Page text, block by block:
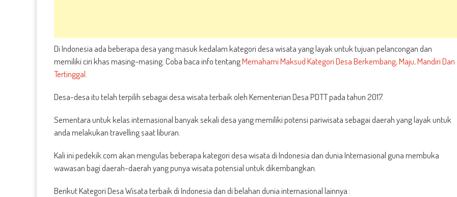
Di Indonesia ada beberapa desa yang masuk kedalam kategori desa wisata yang layak untuk tujuan pelancongan dan
memiliki ciri khas masing-masing. Coba baca info tentangMemahami Maksud Kategori Desa Berkembang, Maju, Mandiri Dan
Tertinggal.
Desa-desa itu telah terpilih sebagai desa wisata terbaik oleh Kementerian Desa PDTT pada tahun 2017.
Sementara untuk kelas internasional banyak sekali desa yang memiliki potensi pariwisata sebagai daerah yang layak untuk
anda melakukan travelling saat liburan.
Kali ini pedekik.com akan mengulas beberapa kategori desa wisata di Indonesia dan dunia Internasional guna membuka
wawasan bagi daerah-daerah yang punya wisata potensial untuk dikembangkan.
Berikut Kategori Desa Wisata terbaik di Indonesia dan di belahan dunia internasional lainnya :